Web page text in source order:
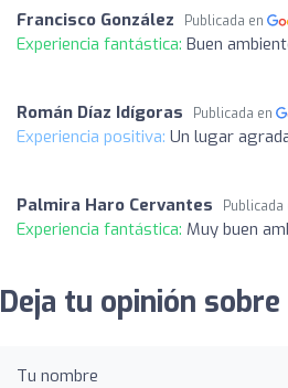
Francisco González Publicada en
Experiencia fantástica: Buen
Román Díaz Idígoras Publicada en
Experiencia positiva: Un lugar
Palmira Haro Cervantes Publicada
Experiencia fantástica: Muy buen
Deja tu opinión
Tu nombre